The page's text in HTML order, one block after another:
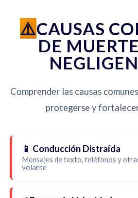
CAUSAS
DE
Comprender las causas
protegerse y
📱 Conducción Distraída
Mensajes de texto, teléfonos y
volante